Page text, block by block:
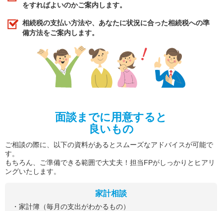
をすればよいのかご案内します。
相続税の支払い方法や、あなたに状況に合った相続税への準
備方法をご案内します。
面談までに用意すると
良いもの
ご相談の際に、以下の資料があるとスムーズなアドバイスが可能で
す。
もちろん、ご準備できる範囲で大丈夫！担当FPがしっかりとヒアリ
ングいたします。
家計相談
・家計簿（毎月の支出がわかるもの）